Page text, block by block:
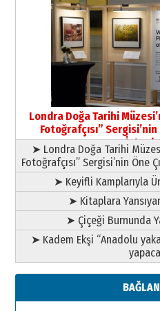
Yıldırım Gündoğdu
HAVVA’NIN ÜÇ KIZI
09 Temmuz 2026
Yusuf POLAT
Şampiyonluk
yazar
11 Mayıs 2026 Pazartesi
Londra Doğa Tarihi
Fotoğrafçısı”
➤ Londra Doğa Tarihi
Fotoğrafçısı” Sergisi’nin Öne
➤ Keyifli Kamplarıyla
➤ Kitaplara
➤ Çiçeği Burnunda
➤ Kadem Ekşi “Anadolu